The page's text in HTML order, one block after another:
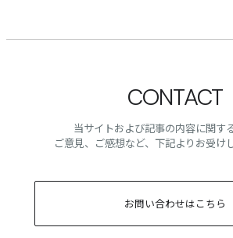
CONTACT
当サイトおよび記事の内容に関す
ご意見、ご感想など、下記よりお受け
お問い合わせはこちら